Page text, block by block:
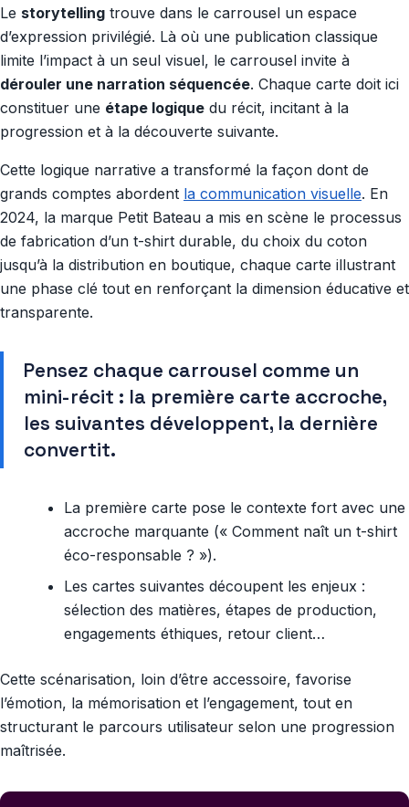
Le storytelling trouve dans le carrousel un espace
d’expression privilégié. Là où une publication classique
limite l’impact à un seul visuel, le carrousel invite à
dérouler une narration séquencée. Chaque carte doit ici
constituer une étape logique du récit, incitant à la
progression et à la découverte suivante.
Cette logique narrative a transformé la façon dont de
grands comptes abordent la communication visuelle. En
2024, la marque Petit Bateau a mis en scène le processus
de fabrication d’un t-shirt durable, du choix du coton
jusqu’à la distribution en boutique, chaque carte illustrant
une phase clé tout en renforçant la dimension éducative et
transparente.
Pensez chaque carrousel comme un
mini-récit : la première carte accroche,
les suivantes développent, la dernière
convertit.
La première carte pose le contexte fort avec une
accroche marquante (« Comment naît un t-shirt
éco-responsable ? »).
Les cartes suivantes découpent les enjeux :
sélection des matières, étapes de production,
engagements éthiques, retour client…
Cette scénarisation, loin d’être accessoire, favorise
l’émotion, la mémorisation et l’engagement, tout en
structurant le parcours utilisateur selon une progression
maîtrisée.